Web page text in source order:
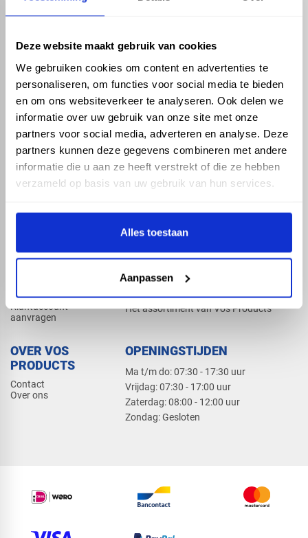
Deze website maakt gebruik van cookies
We gebruiken cookies om content en advertenties te
personaliseren, om functies voor social media te bieden
en om ons websiteverkeer te analyseren. Ook delen we
informatie over uw gebruik van onze site met onze
partners voor social media, adverteren en analyse. Deze
partners kunnen deze gegevens combineren met andere
informatie die u aan ze heeft verstrekt of die ze hebben
verzameld op basis van uw gebruik van hun services.
Alles toestaan
Aanpassen
ASSORTIMENT
Hemelwaterafvoer
Drukleiding
Beregening
Dak en gevel
KENNIS EN HULP
Klantenservice
Kennisbank
Klantaccount
aanvragen
PRODUCTCATALOGUS 2026
Het assortiment van Vos Products
OVER VOS
PRODUCTS
Contact
Over ons
OPENINGSTIJDEN
Ma t/m do: 07:30 - 17:30 uur
​Vrijdag: 07:30 - 17:00 uur
​Zaterdag: 08:00 - 12:00 uur
​Zondag: Gesloten
+31 416 75 02 55
mail info@vosproducts.nl
check_circleDé bouwmarkt van Altena
check_circle Direct uit grote voorraad geleverd met eigen transport
check_circleLevering in NL en BE